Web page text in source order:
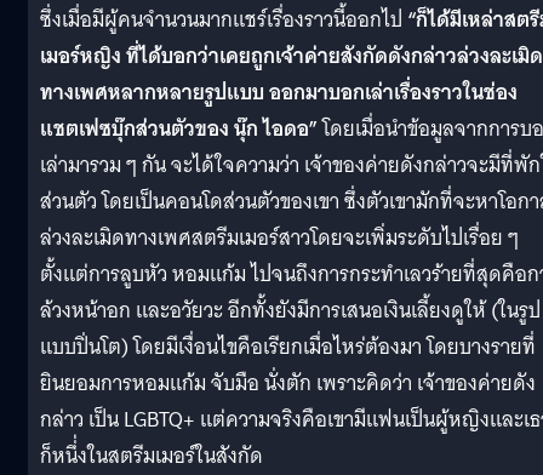
ซึ่งเมื่อมีผู้คนจำนวนมากแชร์เรื่องราวนี้ออกไป “ก็ได้มีเหล่าสต
เมอร์หญิง ที่ได้บอกว่าเคยถูกเจ้าค่ายสังกัดดังกล่าวล่วงละเมิด
ทางเพศหลากหลายรูปแบบ ออกมาบอกเล่าเรื่องราวในช่อง
แชตเฟซบุ๊กส่วนตัวของ นุ๊ก ไอดอ”โดยเมื่อนำข้อมูลจากการบ
เล่ามารวม ๆ กัน จะได้ใจความว่า เจ้าของค่ายดังกล่าวจะมีที่พั
ส่วนตัว โดยเป็นคอนโดส่วนตัวของเขา ซึ่งตัวเขามักที่จะหาโอก
ล่วงละเมิดทางเพศสตรีมเมอร์สาวโดยจะเพิ่มระดับไปเรื่อย ๆ
ตั้งแต่การลูบหัว หอมแก้ม ไปจนถึงการกระทำเลวร้ายที่สุดคือก
ล้วงหน้าอก และอวัยวะ อีกทั้งยังมีการเสนอเงินเลี้ยงดูให้ (ในรูป
แบบปิ่นโต) โดยมีเงื่อนไขคือเรียกเมื่อไหร่ต้องมา โดยบางรายที่
ยินยอมการหอมแก้ม จับมือ นั่งตัก เพราะคิดว่า เจ้าของค่ายดัง
กล่าว เป็น LGBTQ+ แต่ความจริงคือเขามีแฟนเป็นผู้หญิงและเ
ก็หนึ่่งในสตรีมเมอร์ในสังกัด